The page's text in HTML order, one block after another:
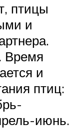
птицы
и
Время
и
птиц:
июнь.